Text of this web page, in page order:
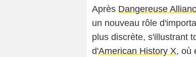
Après Dangereuse
un nouveau rôle
plus discrète, s'illustrant
d'American History X, où